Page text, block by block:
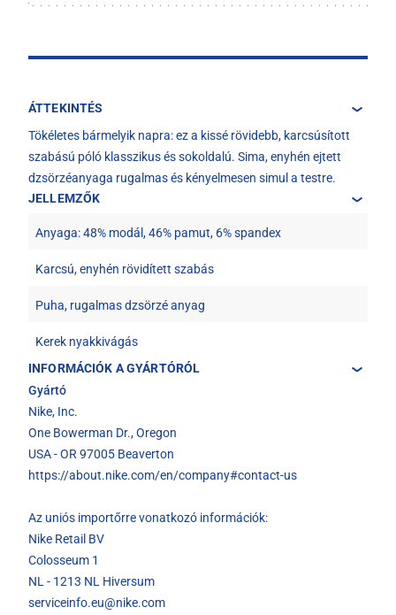
ÁTTEKINTÉS
Tökéletes bármelyik napra: ez a kissé rövidebb, karcsúsított
szabású póló klasszikus és sokoldalú. Sima, enyhén ejtett
dzsörzéanyaga rugalmas és kényelmesen simul a testre.
JELLEMZŐK
Anyaga: 48% modál, 46% pamut, 6% spandex
Karcsú, enyhén rövidített szabás
Puha, rugalmas dzsörzé anyag
Kerek nyakkivágás
INFORMÁCIÓK A GYÁRTÓRÓL
Gyártó
Nike, Inc.
One Bowerman Dr., Oregon
USA - OR 97005 Beaverton
https://about.nike.com/en/company#contact-us
Az uniós importőrre vonatkozó információk:
Nike Retail BV
Colosseum 1
NL - 1213 NL Hiversum
serviceinfo.eu@nike.com